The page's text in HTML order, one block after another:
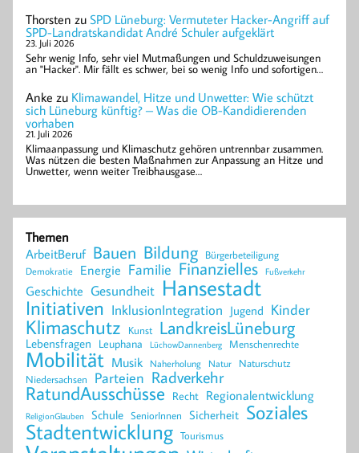
Thorsten zu SPD Lüneburg: Vermuteter Hacker-Angriff auf
SPD-Landratskandidat André Schuler aufgeklärt
23. Juli 2026
Sehr wenig Info, sehr viel Mutmaßungen und Schuldzuweisungen
an "Hacker". Mir fällt es schwer, bei so wenig Info und sofortigen…
Anke zu Klimawandel, Hitze und Unwetter: Wie schützt
sich Lüneburg künftig? – Was die OB-Kandidierenden
vorhaben
21. Juli 2026
Klimaanpassung und Klimaschutz gehören untrennbar zusammen.
Was nützen die besten Maßnahmen zur Anpassung an Hitze und
Unwetter, wenn weiter Treibhausgase…
Themen
ArbeitBeruf Bauen Bildung Bürgerbeteiligung
Demokratie Energie Familie Finanzielles Fußverkehr
Geschichte Gesundheit Hansestadt
Initiativen InklusionIntegration Jugend Kinder
Klimaschutz Kunst LandkreisLüneburg
Lebensfragen Leuphana LüchowDannenberg Menschenrechte
Mobilität Musik Naherholung Natur Naturschutz
Niedersachsen Parteien Radverkehr
RatundAusschüsse Recht Regionalentwicklung
ReligionGlauben Schule SeniorInnen Sicherheit Soziales
Stadtentwicklung Tourismus